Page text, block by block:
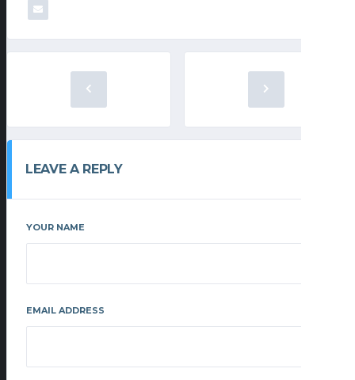
LEAVE A REPLY
YOUR NAME
EMAIL ADDRESS